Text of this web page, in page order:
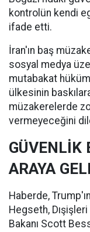
kontrolün kendi
ifade etti.
İran'ın baş
sosyal medya
mutabakat
ülkesinin
müzakerelerde
vermeyeceğini
GÜVENLİK
ARAYA
Haberde,
Hegseth,
Bakanı Scott